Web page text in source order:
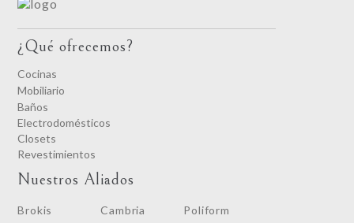
¿Qué ofrecemos?
Cocinas
Mobiliario
Baños
Electrodomésticos
Closets
Revestimientos
Nuestros Aliados
Brokis
Cambria
Poliform